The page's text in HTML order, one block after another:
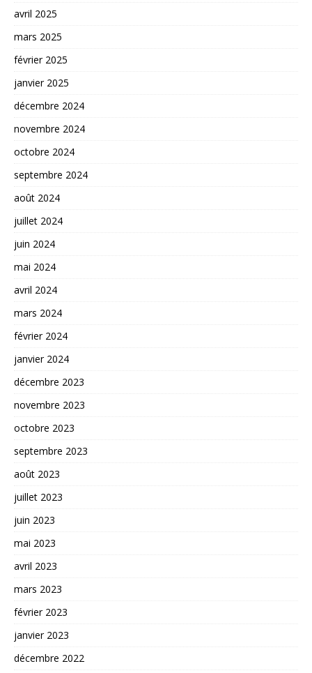
avril 2025
mars 2025
février 2025
janvier 2025
décembre 2024
novembre 2024
octobre 2024
septembre 2024
août 2024
juillet 2024
juin 2024
mai 2024
avril 2024
mars 2024
février 2024
janvier 2024
décembre 2023
novembre 2023
octobre 2023
septembre 2023
août 2023
juillet 2023
juin 2023
mai 2023
avril 2023
mars 2023
février 2023
janvier 2023
décembre 2022